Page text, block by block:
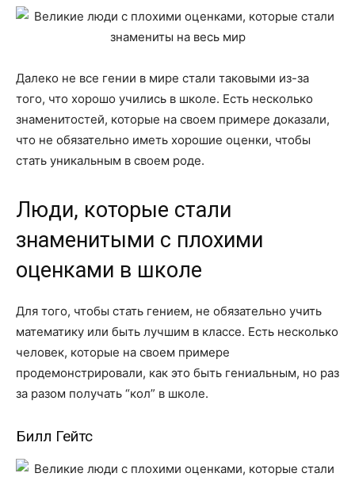
Далеко не все гении в мире стали таковыми из-за
того, что хорошо учились в школе. Есть несколько
знаменитостей, которые на своем примере доказали,
что не обязательно иметь хорошие оценки, чтобы
стать уникальным в своем роде.
Люди, которые стали
знаменитыми с плохими
оценками в школе
Для того, чтобы стать гением, не обязательно учить
математику или быть лучшим в классе. Есть несколько
человек, которые на своем примере
продемонстрировали, как это быть гениальным, но раз
за разом получать “кол” в школе.
Билл Гейтс